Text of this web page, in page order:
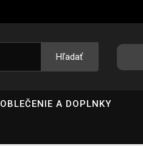
Hľadať
OBLEČENIE A DOPLNKY